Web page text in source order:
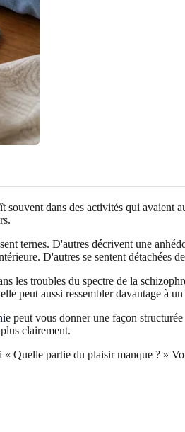
dans des activités qui
ternes. D'autres décrivent une
D'autres se sentent détachées
les troubles du spectre de la
peut aussi ressembler davantage à
peut vous donner une façon
clairement.
Quelle partie du plaisir manque ? »